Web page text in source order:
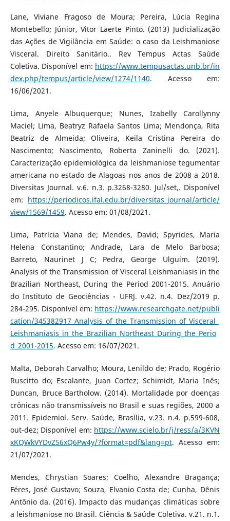
Lane, Viviane Fragoso de Moura; Pereira, Lúcia Regina
Montebello; Júnior, Vitor Laerte Pinto. (2013) Judicialização
das Ações de Vigilância em Saúde: o caso da Leishmaniose
Visceral. Direito Sanitário.. Rev Tempus Actas Saúde
Coletiva. Disponível em: https://www.tempusactas.unb.br/in
dex.php/tempus/article/view/1274/1140. Acesso em:
16/06/2021.
Lima, Anyele Albuquerque; Nunes, Izabelly Carollynny
Maciel; Lima, Beatryz Rafaela Santos Lima; Mendonça, Rita
Beatriz de Almeida; Oliveira, Keila Cristina Pereira do
Nascimento; Nascimento, Roberta Zaninelli do. (2021).
Caracterização epidemiológica da leishmaniose tegumentar
americana no estado de Alagoas nos anos de 2008 a 2018.
Diversitas Journal. v.6. n.3. p.3268-3280. Jul/set,. Disponível
em: https://periodicos.ifal.edu.br/diversitas_journal/article/
view/1569/1459. Acesso em: 01/08/2021.
Lima, Patrícia Viana de; Mendes, David; Spyrides, Maria
Helena Constantino; Andrade, Lara de Melo Barbosa;
Barreto, Naurinet J C; Pedra, George Ulguim. (2019).
Analysis of the Transmission of Visceral Leishmaniasis in the
Brazilian Northeast, During the Period 2001-2015. Anuário
do Instituto de Geociências - UFRJ. v.42. n.4. Dez/2019 p.
284-295. Disponível em: https://www.researchgate.net/publi
cation/345382917_Analysis_of_the_Transmission_of_Visceral_
Leishmaniasis_in_the_Brazilian_Northeast_During_the_Perio
d_2001-2015. Acesso em: 16/07/2021.
Malta, Deborah Carvalho; Moura, Lenildo de; Prado, Rogério
Ruscitto do; Escalante, Juan Cortez; Schimidt, Maria Inês;
Duncan, Bruce Bartholow. (2014). Mortalidade por doenças
crônicas não transmissíveis no Brasil e suas regiões, 2000 a
2011. Epidemiol. Serv. Saúde, Brasília, v.23. n.4. p.599-608,
out-dez; Disponível em: https://www.scielo.br/j/ress/a/3KVN
xKQWkVYDvZ56xQ6Pw4y/?format=pdf&lang=pt. Acesso em:
21/07/2021.
Mendes, Chrystian Soares; Coelho, Alexandre Bragança;
Féres, José Gustavo; Souza, Elvanio Costa de; Cunha, Dênis
Antônio da. (2016). Impacto das mudanças climáticas sobre
a leishmaniose no Brasil. Ciência & Saúde Coletiva. v.21. n.1.